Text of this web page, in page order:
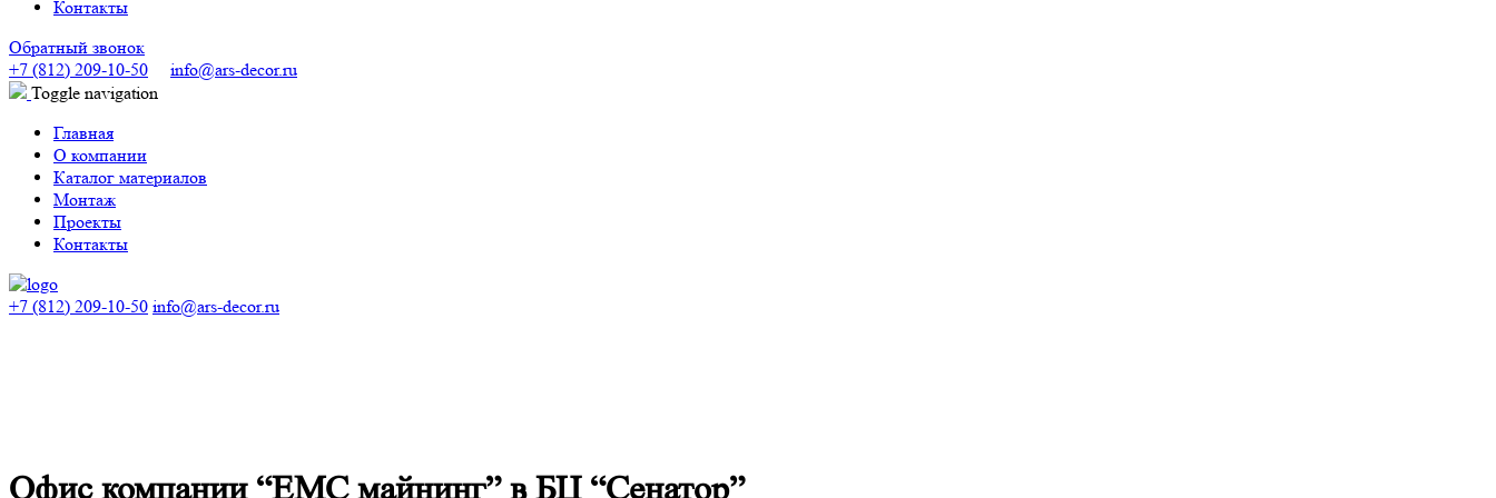
Контакты
Обратный звонок
+7 (812) 209-10-50
info@ars-decor.ru
Toggle navigation
Главная
О компании
Каталог материалов
Монтаж
Проекты
Контакты
+7 (812) 209-10-50 info@ars-decor.ru
Офис компании “EMC майнинг” в БЦ “Сенатор”